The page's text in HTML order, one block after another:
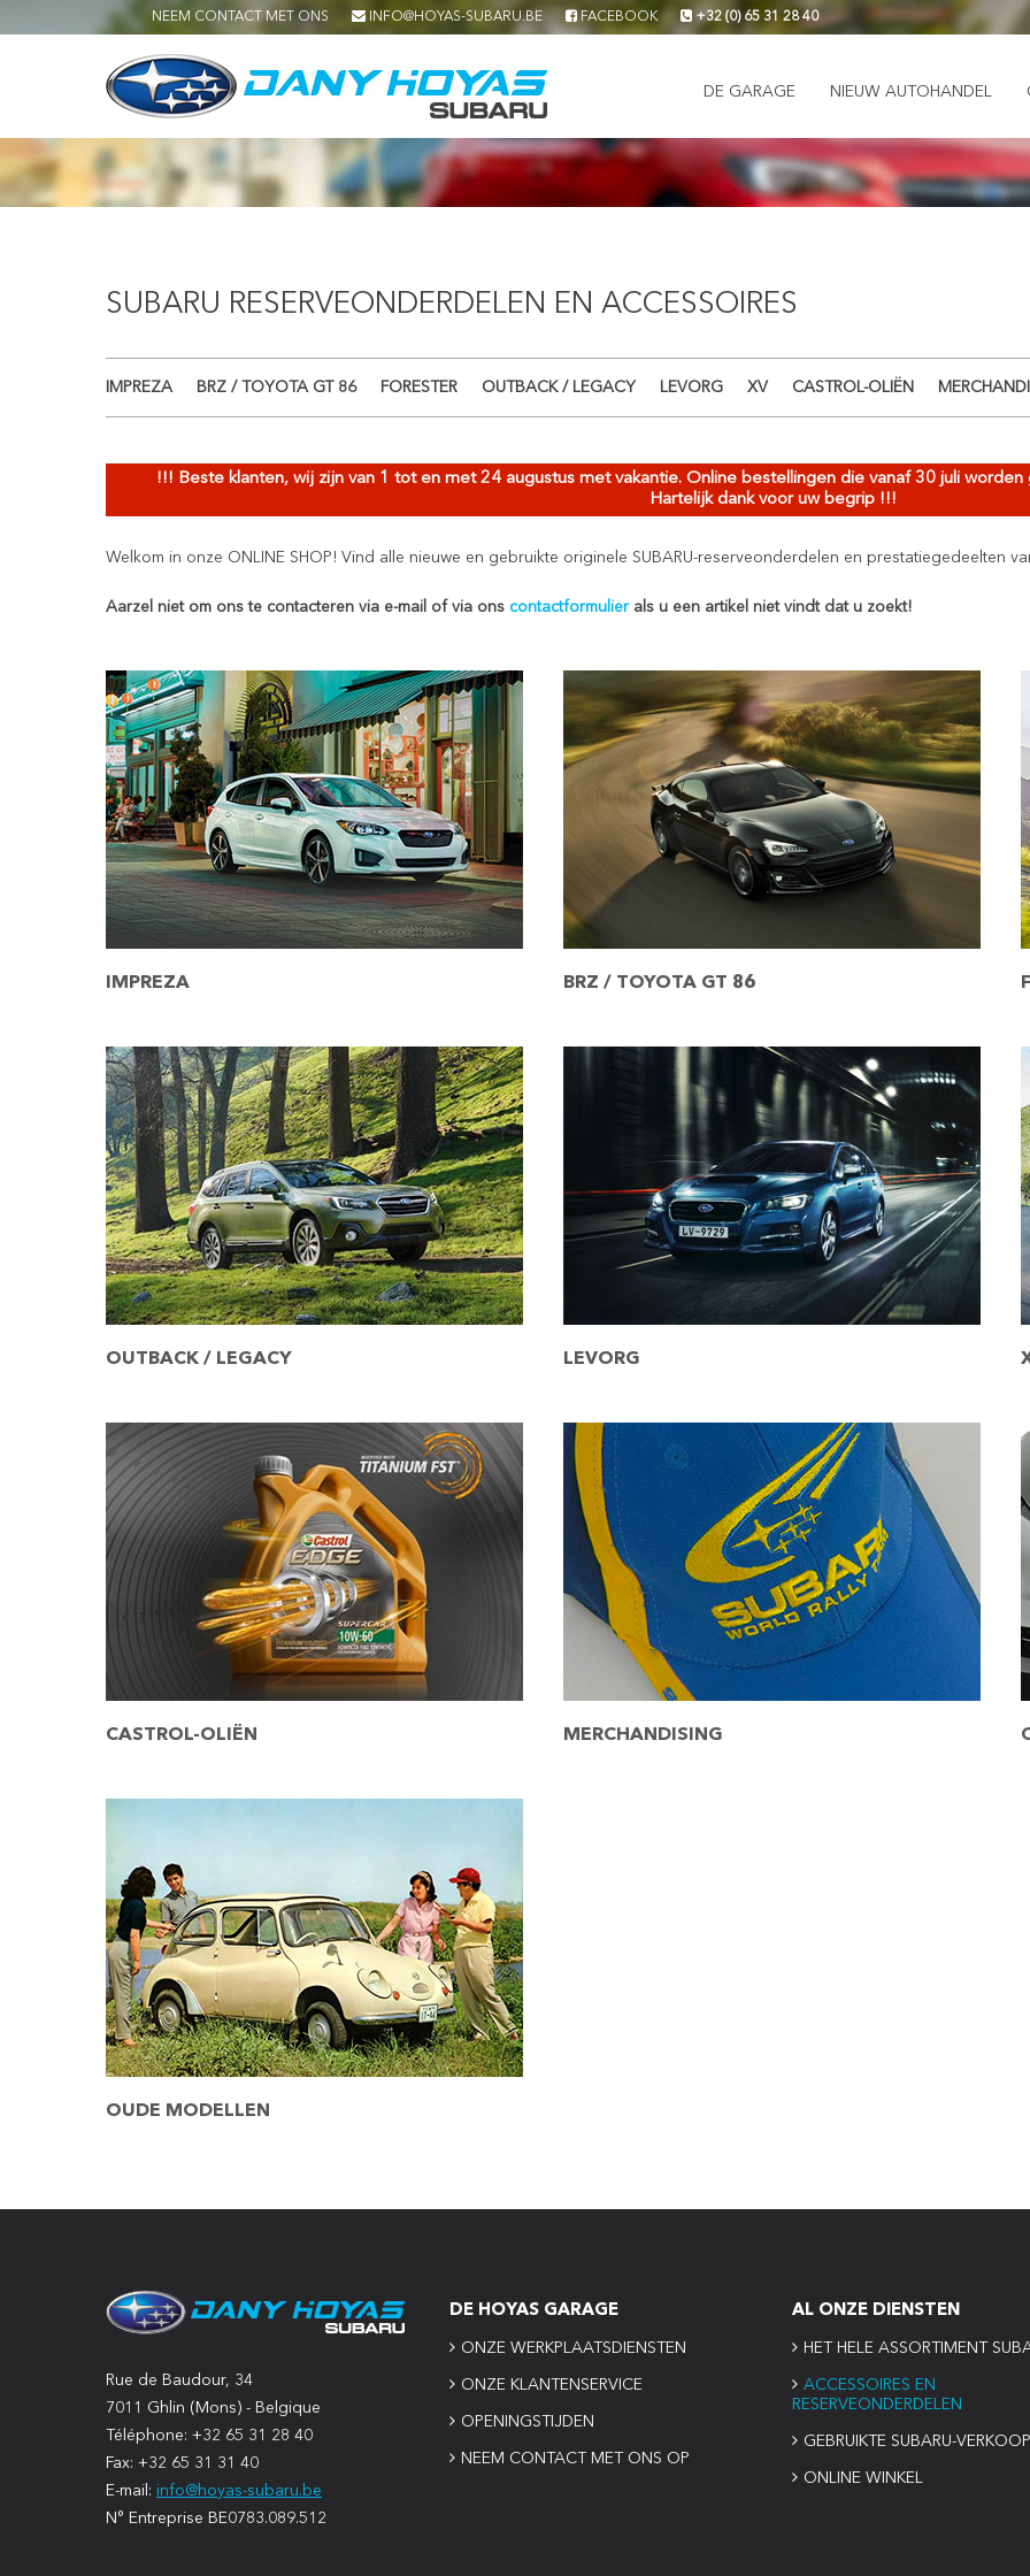
NEEM CONTACT MET ONS INFO@HOYAS-SUBARU.BE FACEBOOK +32 (0) 65 31 28 40
DE GARAGE NIEUW AUTOHANDEL
SUBARU RESERVEONDERDELEN EN ACCESSOIRES
IMPREZA BRZ / TOYOTA GT 86 FORESTER OUTBACK / LEGACY LEVORG XV CASTROL-OLIËN
!!! Beste klanten, wij zijn van 1 tot en met 24 augustus met vakantie. Online bestellingen die vanaf 30 juli
Hartelijk dank voor uw begrip !!!
Welkom in onze ONLINE SHOP! Vind alle nieuwe en gebruikte originele SUBARU-reserveonderdelen en prestatiegedeelten
Aarzel niet om ons te contacteren via e-mail of via ons contactformulierals u een artikel niet vindt dat u zoekt!
IMPREZA BRZ / TOYOTA GT 86
OUTBACK / LEGACY LEVORG
CASTROL-OLIËN MERCHANDISING
OUDE MODELLEN
Rue de Baudour, 34
7011 Ghlin (Mons) - Belgique
Téléphone: +32 65 31 28 40
Fax: +32 65 31 31 40
E-mail: info@hoyas-subaru.be
N° Entreprise BE0783.089.512
DE HOYAS GARAGE
ONZE WERKPLAATSDIENSTEN
ONZE KLANTENSERVICE
OPENINGSTIJDEN
NEEM CONTACT MET ONS OP
AL ONZE DIENSTEN
HET HELE ASSORTIMENT
ACCESSOIRES EN
RESERVEONDERDELEN
GEBRUIKTE SUBARU-
ONLINE WINKEL